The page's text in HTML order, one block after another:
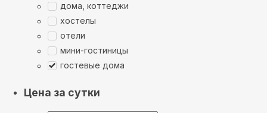
дома, коттеджи
хостелы
отели
мини-гостиницы
гостевые дома
Цена за сутки